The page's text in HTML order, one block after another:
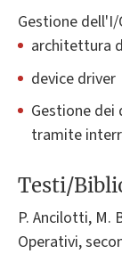
Gestione dell'I/
architettura
device driver
Gestione
tramite
Testi/
P. Ancilotti, M.
Operativi,